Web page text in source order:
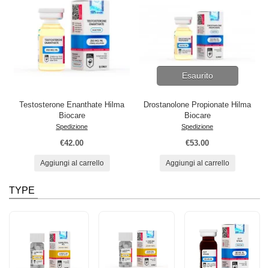
Testosterone Enanthate Hilma
Biocare
Spedizione
€42.00
Aggiungi al carrello
Esaurito
Drostanolone Propionate Hilma
Biocare
Spedizione
€53.00
Aggiungi al carrello
TYPE